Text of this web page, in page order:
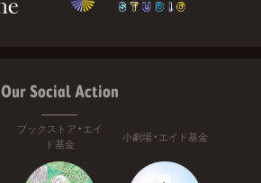
Our Social Action
ブックストア・エイ
ド基金
小劇場・エイド基金